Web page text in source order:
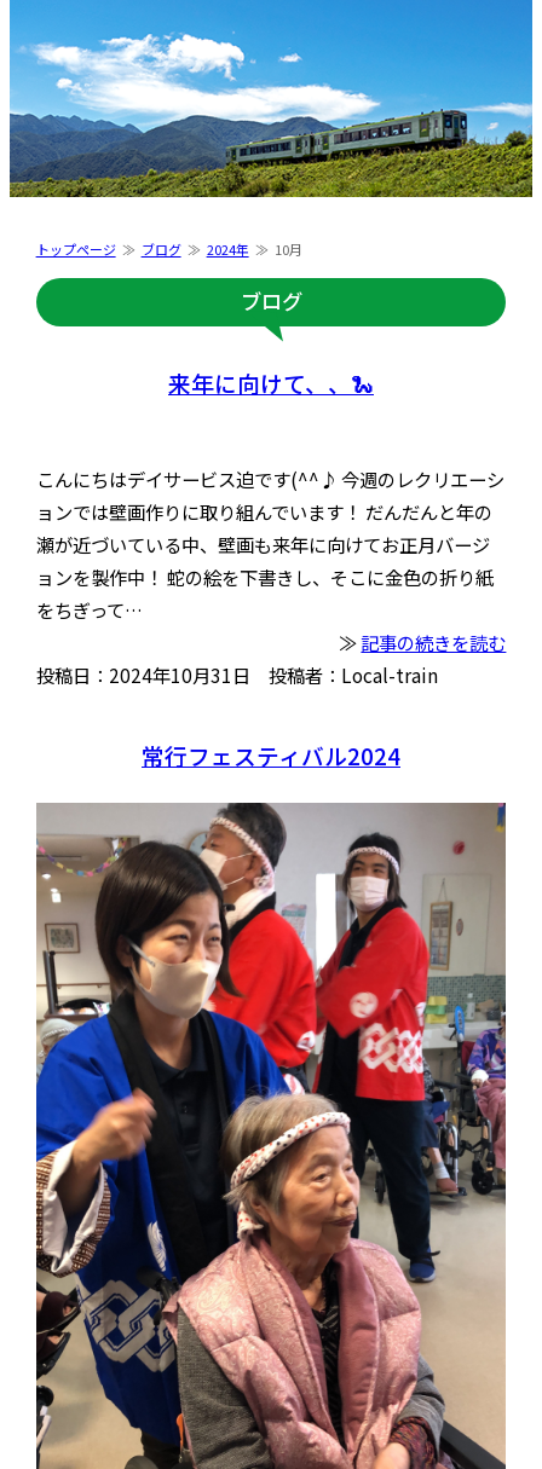
トップページ ブログ 2024年 10月
ブログ
来年に向けて、、🐍
こんにちはデイサービス迫です(^^♪ 今週のレクリエーシ
ョンでは壁画作りに取り組んでいます！ だんだんと年の
瀬が近づいている中、壁画も来年に向けてお正月バージ
ョンを製作中！ 蛇の絵を下書きし、そこに金色の折り紙
をちぎって…
≫記事の続きを読む
投稿日：2024年10月31日 投稿者：Local-train
常行フェスティバル2024